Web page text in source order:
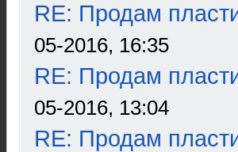
RE: Продам
05-2016, 16:35
RE: Продам
05-2016, 13:04
RE: Продам